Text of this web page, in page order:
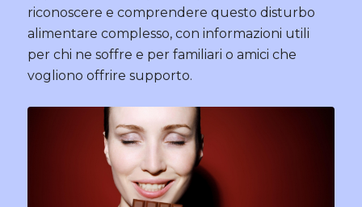
riconoscere e comprendere questo disturbo
alimentare complesso, con informazioni utili
per chi ne soffre e per familiari o amici che
vogliono offrire supporto.